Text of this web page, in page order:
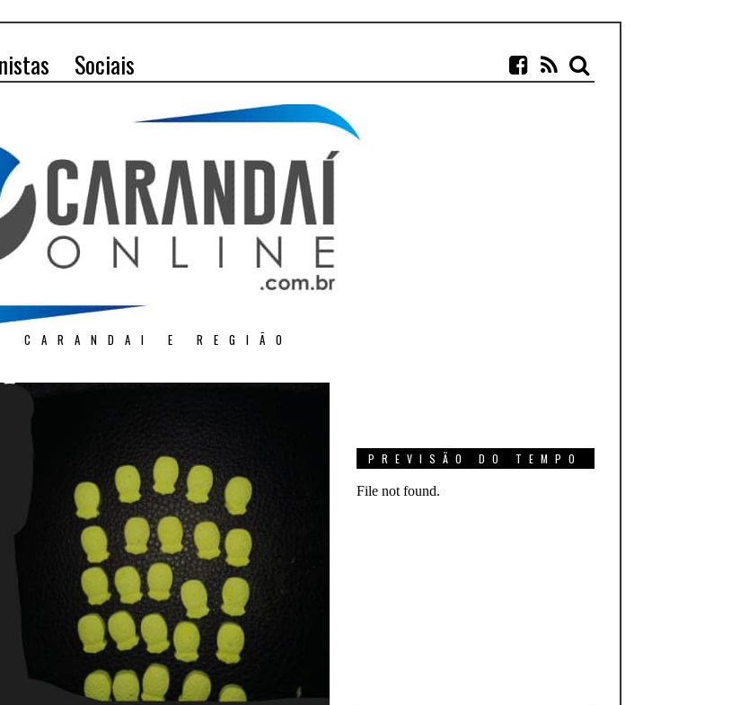
Sociais
CARANDAI E REGIÃO
PREVISÃO DO TEMPO